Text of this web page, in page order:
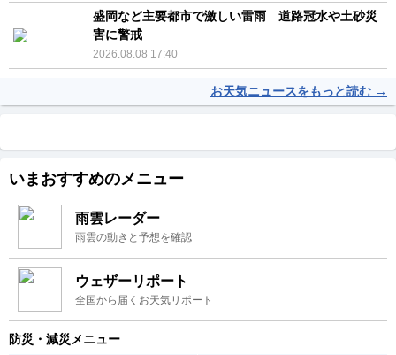
盛岡など主要都市で激しい雷雨 道路冠水や土砂災
害に警戒
2026.08.08 17:40
お天気ニュースをもっと読む →
いまおすすめのメニュー
雨雲レーダー
雨雲の動きと予想を確認
ウェザーリポート
全国から届くお天気リポート
防災・減災メニュー